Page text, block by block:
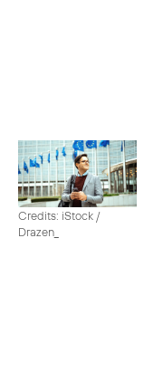
Credits: iStock /
Drazen_